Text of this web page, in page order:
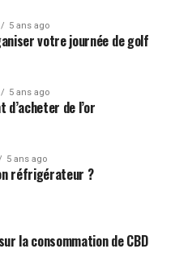
5 ans ago
votre journée de golf
5 ans ago
d’acheter de l’or
5 ans ago
réfrigérateur ?
la consommation de CBD